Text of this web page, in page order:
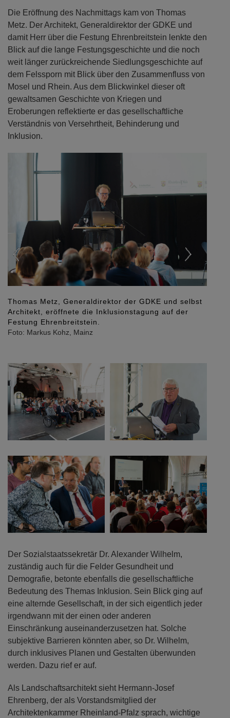
Die Eröffnung des Nachmittags kam von Thomas
Metz. Der Architekt, Generaldirektor der GDKE und
damit Herr über die Festung Ehrenbreitstein lenkte den
Blick auf die lange Festungsgeschichte und die noch
weit länger zurückreichende Siedlungsgeschichte auf
dem Felssporn mit Blick über den Zusammenfluss von
Mosel und Rhein. Aus dem Blickwinkel dieser oft
gewaltsamen Geschichte von Kriegen und
Eroberungen reflektierte er das gesellschaftliche
Verständnis von Versehrtheit, Behinderung und
Inklusion.
Mit rund 100 Teilnehmern war die Inklusionstagung
in den Kuppelsälen der Festung Ehrenbreitstein sehr
gut besucht.
Foto: Markus Kohz, Mainz
Previous
Der Sozialstaatssekretär Dr. Alexander Wilhelm,
zuständig auch für die Felder Gesundheit und
Demografie, betonte ebenfalls die gesellschaftliche
Bedeutung des Themas Inklusion. Sein Blick ging auf
eine alternde Gesellschaft, in der sich eigentlich jeder
irgendwann mit der einen oder anderen
Einschränkung auseinanderzusetzen hat. Solche
subjektive Barrieren könnten aber, so Dr. Wilhelm,
durch inklusives Planen und Gestalten überwunden
werden. Dazu rief er auf.
Als Landschaftsarchitekt sieht Hermann-Josef
Ehrenberg, der als Vorstandsmitglied der
Architektenkammer Rheinland-Pfalz sprach, wichtige